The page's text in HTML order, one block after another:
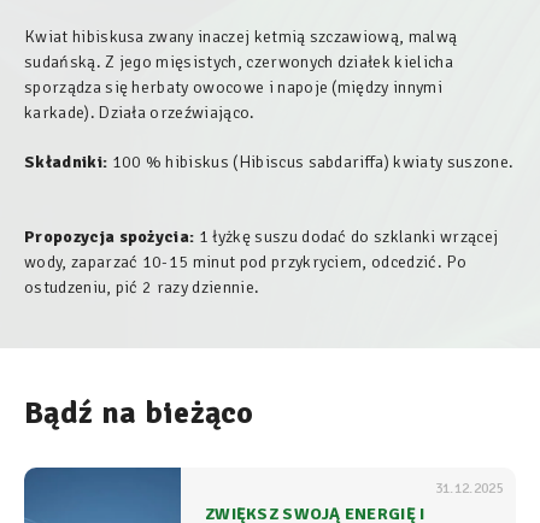
Kwiat hibiskusa zwany inaczej ketmią szczawiową, malwą
sudańską. Z jego mięsistych, czerwonych działek kielicha
sporządza się herbaty owocowe i napoje (między innymi
karkade). Działa orzeźwiająco.
Składniki: 100 % hibiskus (Hibiscus sabdariffa) kwiaty suszone.
Propozycja spożycia: 1 łyżkę suszu dodać do szklanki wrzącej
wody, zaparzać 10-15 minut pod przykryciem, odcedzić. Po
ostudzeniu, pić 2 razy dziennie.
Bądź na bieżąco
31.12.2025
ZWIĘKSZ SWOJĄ ENERGIĘ I